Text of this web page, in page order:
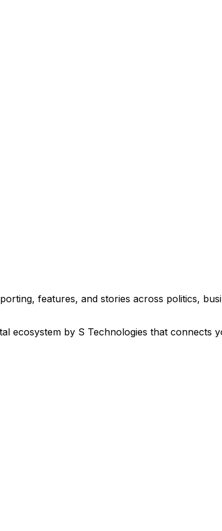
features, and stories across politics,
ecosystem by S Technologies that connects